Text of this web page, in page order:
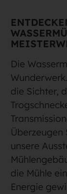
Die
die Sichter,
Überzeugen
unsere
die Mühle
Energie